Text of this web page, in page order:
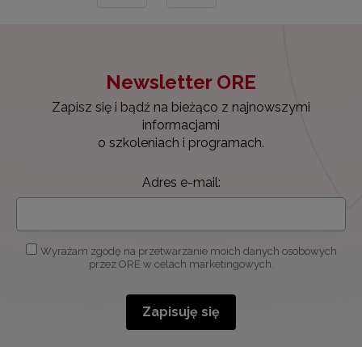
Newsletter ORE
Zapisz się i bądź na bieżąco z najnowszymi
informacjami
o szkoleniach i programach.
Adres e-mail:
Wyrażam zgodę na przetwarzanie moich danych osobowych
przez ORE w celach marketingowych.
Zapisuję się